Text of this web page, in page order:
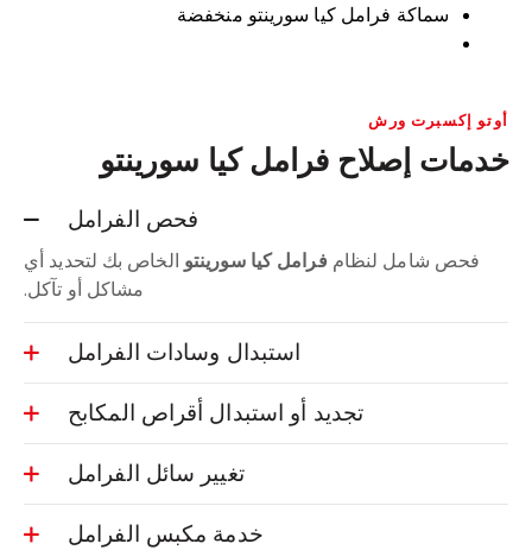
سماكة فرامل كيا سورينتو منخفضة
أوتو إكسبرت ورش
خدمات إصلاح فرامل كيا سورينتو
فحص الفرامل
فحص شامل لنظام فرامل كيا سورينتو الخاص بك لتحديد أي
مشاكل أو تآكل.
استبدال وسادات الفرامل
تجديد أو استبدال أقراص المكابح
تغيير سائل الفرامل
خدمة مكبس الفرامل